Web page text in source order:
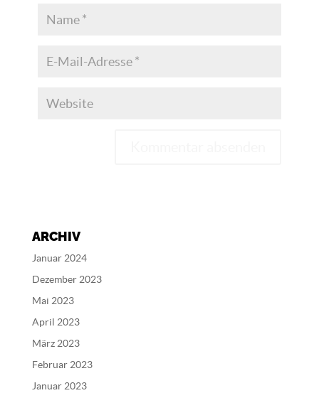
r
n
i
v
ARCHIV
Januar 2024
Dezember 2023
Mai 2023
April 2023
März 2023
Februar 2023
Januar 2023